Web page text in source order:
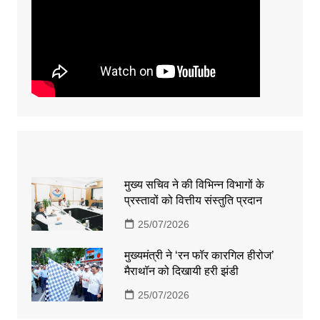
मुख्य सचिव ने की विभिन्न विभागों के
प्रस्तावों को वित्तीय संस्तुति प्रदान
25/07/2026
मुख्यमंत्री ने ‘रन फॉर कारगिल हीरोज’
मैराथॉन को दिखायी हरी झंडी
25/07/2026